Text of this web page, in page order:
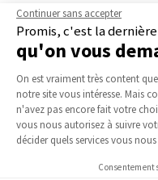
Bien choisir le
Métal : les
sont plus faciles
encombrantes.
les appartements
design.
ambiance
Continuer sans accepter
Promis, c'est la
qu'on vous
Plateforme de
On est vraiment très content
notre site vous intéresse. Mais
n'avez pas encore fait votre
vous nous autorisez à suivre
décider quels services vous